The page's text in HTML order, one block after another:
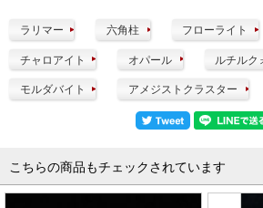
ラリマー 六角柱 フローライト
チャロアイト オパール ルチルク
モルダバイト アメジストクラスター
こちらの商品もチェックされています